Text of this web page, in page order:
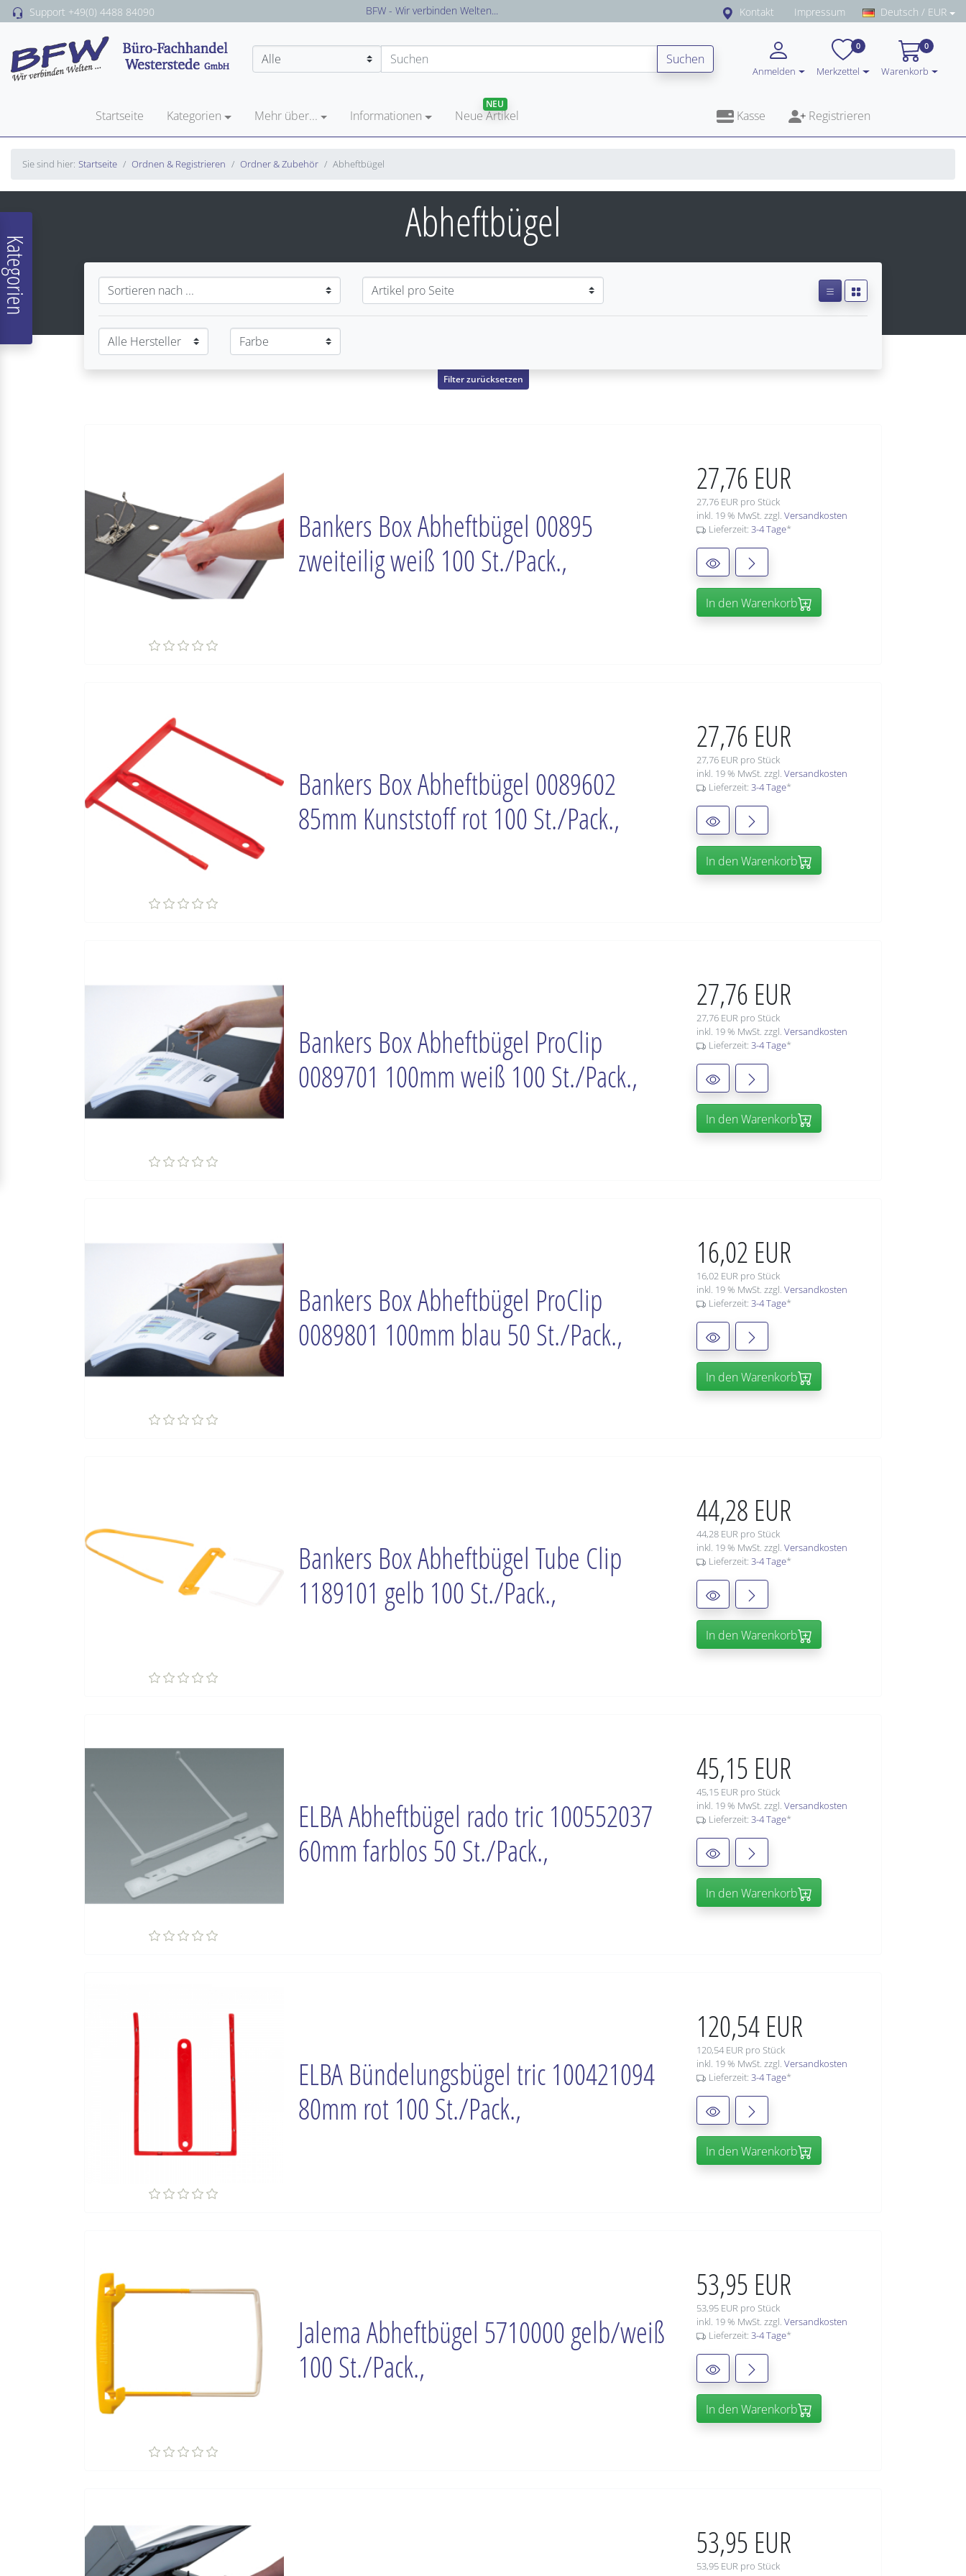
Support +49(0) 4488 84090 Versandkostenfreie Lieferung in Deutschland Kontakt Impressum Deutsch / EUR
Suchen
Anmelden Merkzettel
0
Warenkorb
0
Startseite Kategorien Mehr über... Informationen Neue Artikel
NEU
Kasse Registrieren
Sie sind hier: Startseite Ordnen & Registrieren Ordner & Zubehör Abheftbügel
Abheftbügel
Filter zurücksetzen
27,76 EUR
27,76 EUR pro Stück
inkl. 19 % MwSt. zzgl. Versandkosten
Lieferzeit: 3-4 Tage*
In den Warenkorb
Bankers Box Abheftbügel 00895
zweiteilig weiß 100 St./Pack.,
27,76 EUR
27,76 EUR pro Stück
inkl. 19 % MwSt. zzgl. Versandkosten
Lieferzeit: 3-4 Tage*
In den Warenkorb
Bankers Box Abheftbügel 0089602
85mm Kunststoff rot 100 St./Pack.,
27,76 EUR
27,76 EUR pro Stück
inkl. 19 % MwSt. zzgl. Versandkosten
Lieferzeit: 3-4 Tage*
In den Warenkorb
Bankers Box Abheftbügel ProClip
0089701 100mm weiß 100 St./Pack.,
16,02 EUR
16,02 EUR pro Stück
inkl. 19 % MwSt. zzgl. Versandkosten
Lieferzeit: 3-4 Tage*
In den Warenkorb
Bankers Box Abheftbügel ProClip
0089801 100mm blau 50 St./Pack.,
44,28 EUR
44,28 EUR pro Stück
inkl. 19 % MwSt. zzgl. Versandkosten
Lieferzeit: 3-4 Tage*
In den Warenkorb
Bankers Box Abheftbügel Tube Clip
1189101 gelb 100 St./Pack.,
45,15 EUR
45,15 EUR pro Stück
inkl. 19 % MwSt. zzgl. Versandkosten
Lieferzeit: 3-4 Tage*
In den Warenkorb
ELBA Abheftbügel rado tric 100552037
60mm farblos 50 St./Pack.,
120,54 EUR
120,54 EUR pro Stück
inkl. 19 % MwSt. zzgl. Versandkosten
Lieferzeit: 3-4 Tage*
In den Warenkorb
ELBA Bündelungsbügel tric 100421094
80mm rot 100 St./Pack.,
53,95 EUR
53,95 EUR pro Stück
inkl. 19 % MwSt. zzgl. Versandkosten
Lieferzeit: 3-4 Tage*
In den Warenkorb
Jalema Abheftbügel 5710000 gelb/weiß
100 St./Pack.,
53,95 EUR
53,95 EUR pro Stück
Kategorien